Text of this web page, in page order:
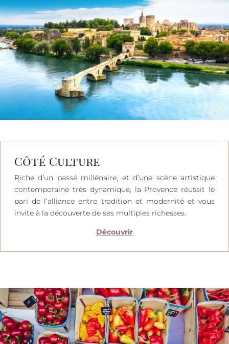
Côté Culture
Riche d’un passé millénaire, et d’une scène artistique
contemporaine très dynamique, la Provence réussit le
pari de l’alliance entre tradition et modernité et vous
invite à la découverte de ses multiples richesses.
Découvrir